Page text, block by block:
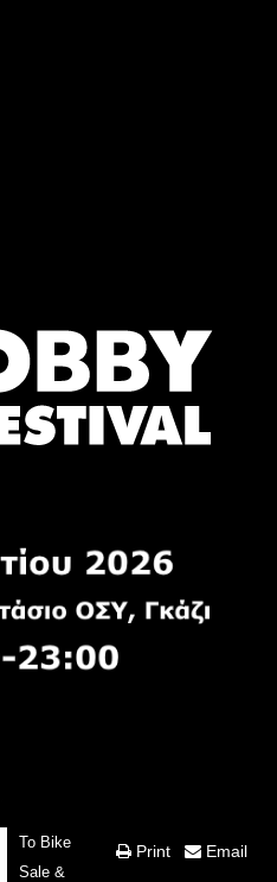
Print Email
Το Bike
Sale &